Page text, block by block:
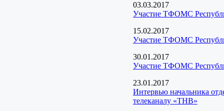
03.03.2017
Участие ТФОМС
15.02.2017
Участие ТФОМС
30.01.2017
Участие ТФОМС
23.01.2017
Интервью начальника
телеканалу «ТНВ»